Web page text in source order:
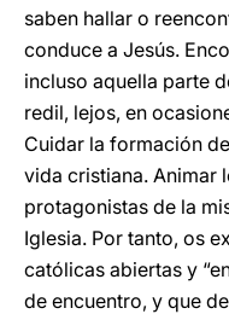
saben hallar o
conduce a Jesús.
incluso aquella parte
redil, lejos, en
Cuidar la formación
vida cristiana. Animar
protagonistas de la
Iglesia. Por tanto, os
católicas abiertas y
de encuentro, y que